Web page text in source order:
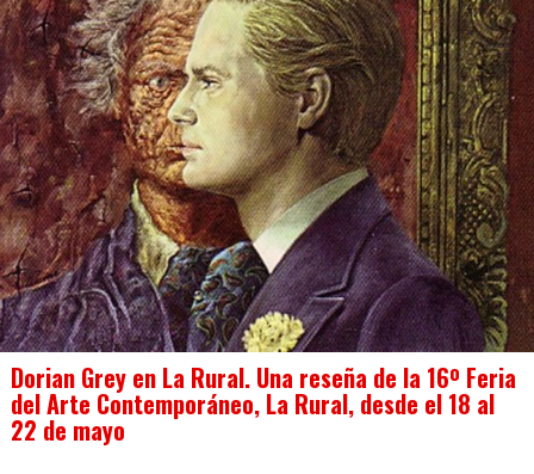
Dorian Grey en La Rural. Una reseña de la 16º Feria
del Arte Contemporáneo, La Rural, desde el 18 al
22 de mayo